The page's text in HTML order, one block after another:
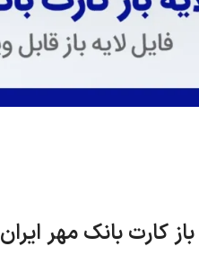
کارت بانک مهر ایران